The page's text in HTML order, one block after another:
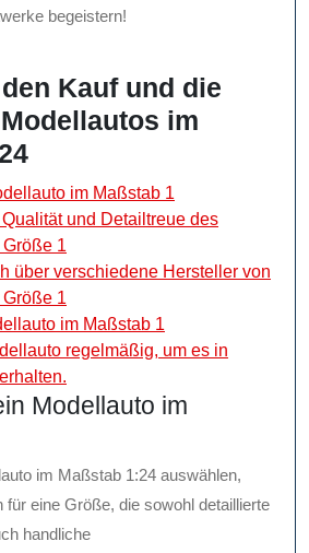
begeistern!
Kauf und die
im
im Maßstab 1
und Detailtreue des
1
über verschiedene Hersteller von
1
im Maßstab 1
regelmäßig, um es in
Modellauto im
im Maßstab 1:24 auswählen,
für eine Größe, die sowohl detaillierte
handliche